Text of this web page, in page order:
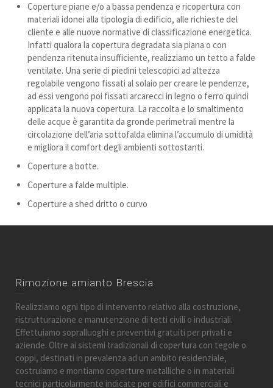
Coperture piane e/o a bassa pendenza e ricopertura con
materiali idonei alla tipologia di edificio, alle richieste del
cliente e alle nuove normative di classificazione energetica.
Infatti qualora la copertura degradata sia piana o con
pendenza ritenuta insufficiente, realizziamo un tetto a falde
ventilate. Una serie di piedini telescopici ad altezza
regolabile vengono fissati al solaio per creare le pendenze,
ad essi vengono poi fissati arcarecci in legno o ferro quindi
applicata la nuova copertura. La raccolta e lo smaltimento
delle acque è garantita da gronde perimetrali mentre la
circolazione dell’aria sottofalda elimina l’accumulo di umidità
e migliora il comfort degli ambienti sottostanti.
Coperture a botte.
Coperture a falde multiple.
Coperture a shed dritto o curvo
Rimozione amianto Brescia
Realizziamo ogni tipo di intervento relativo alla costruzione,
ristrutturazione e manutenzione di tetti civili o industriali.
Effettuiamo sopralluoghi e preventivi gratuiti per privati e
aziende. Oltre ai sistemi tradizionali di copertura con tegole o
coppi, destinati in prevalenza ad un ambito residenziale,
costruiamo e montiamo coperture metalliche o in materiali
tecnici particolarmente indicate per edifici commerciali e